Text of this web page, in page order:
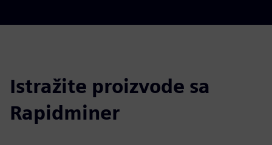
Istražite proizvode sa
Rapidminer